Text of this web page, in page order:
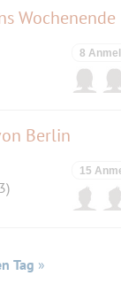
Wochenende
8
Berlin
15
Tag »